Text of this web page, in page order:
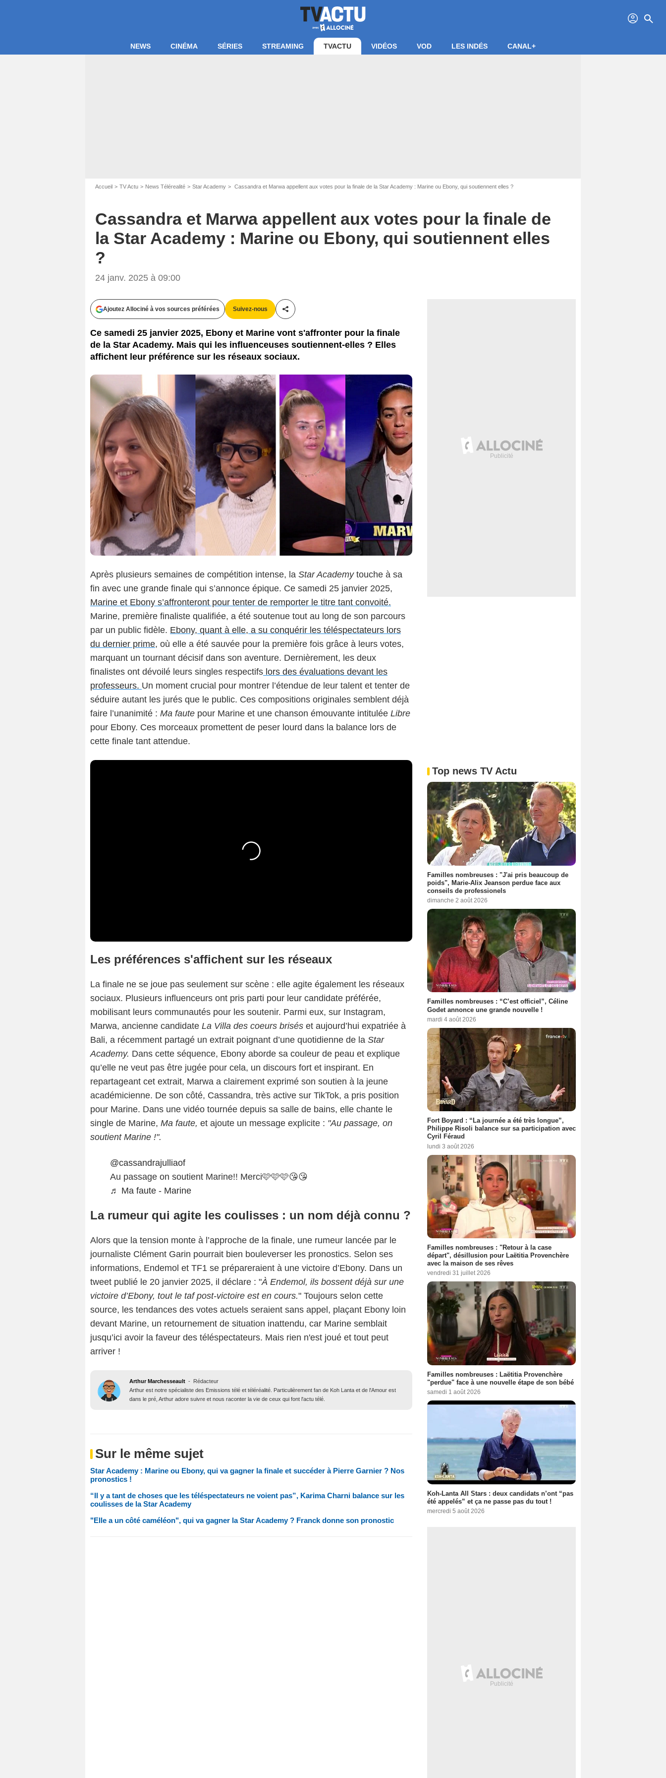
profil search
NEWS CINÉMA SÉRIES STREAMING TVACTU VIDÉOS VOD LES INDÉS CANAL+
Accueil TV Actu News Télérealité Star Academy Cassandra et Marwa appellent aux votes pour la finale de la Star Academy : Marine ou Ebony, qui soutiennent elles ?
Cassandra et Marwa appellent aux votes pour la finale de
la Star Academy : Marine ou Ebony, qui soutiennent elles
?
24 janv. 2025 à 09:00
Ajoutez Allociné à vos sources préférées Suivez-nous
Partager cet article
Ce samedi 25 janvier 2025, Ebony et Marine vont s'affronter pour la finale
de la Star Academy. Mais qui les influenceuses soutiennent-elles ? Elles
affichent leur préférence sur les réseaux sociaux.
Après plusieurs semaines de compétition intense, la Star Academy touche à sa
fin avec une grande finale qui s’annonce épique. Ce samedi 25 janvier 2025,
Marine et Ebony s’affronteront pour tenter de remporter le titre tant convoité.
Marine, première finaliste qualifiée, a été soutenue tout au long de son parcours
par un public fidèle. Ebony, quant à elle, a su conquérir les téléspectateurs lors
du dernier prime, où elle a été sauvée pour la première fois grâce à leurs votes,
marquant un tournant décisif dans son aventure. Dernièrement, les deux
finalistes ont dévoilé leurs singles respectifs lors des évaluations devant les
professeurs. Un moment crucial pour montrer l’étendue de leur talent et tenter de
séduire autant les jurés que le public. Ces compositions originales semblent déjà
faire l’unanimité : Ma faute pour Marine et une chanson émouvante intitulée Libre
pour Ebony. Ces morceaux promettent de peser lourd dans la balance lors de
cette finale tant attendue.
Les préférences s'affichent sur les réseaux
La finale ne se joue pas seulement sur scène : elle agite également les réseaux
sociaux. Plusieurs influenceurs ont pris parti pour leur candidate préférée,
mobilisant leurs communautés pour les soutenir. Parmi eux, sur Instagram,
Marwa, ancienne candidate La Villa des coeurs brisés et aujourd’hui expatriée à
Bali, a récemment partagé un extrait poignant d’une quotidienne de la Star
Academy. Dans cette séquence, Ebony aborde sa couleur de peau et explique
qu’elle ne veut pas être jugée pour cela, un discours fort et inspirant. En
repartageant cet extrait, Marwa a clairement exprimé son soutien à la jeune
académicienne. De son côté, Cassandra, très active sur TikTok, a pris position
pour Marine. Dans une vidéo tournée depuis sa salle de bains, elle chante le
single de Marine, Ma faute, et ajoute un message explicite : "Au passage, on
soutient Marine !".
@cassandrajulliaof
Au passage on soutient Marine!! Merci🩷🩷🩷😘😘
♬ Ma faute - Marine
La rumeur qui agite les coulisses : un nom déjà connu ?
Alors que la tension monte à l’approche de la finale, une rumeur lancée par le
journaliste Clément Garin pourrait bien bouleverser les pronostics. Selon ses
informations, Endemol et TF1 se prépareraient à une victoire d’Ebony. Dans un
tweet publié le 20 janvier 2025, il déclare : "À Endemol, ils bossent déjà sur une
victoire d’Ebony, tout le taf post-victoire est en cours." Toujours selon cette
source, les tendances des votes actuels seraient sans appel, plaçant Ebony loin
devant Marine, un retournement de situation inattendu, car Marine semblait
jusqu’ici avoir la faveur des téléspectateurs. Mais rien n'est joué et tout peut
arriver !
Arthur Marchesseault - Rédacteur
Arthur est notre spécialiste des Emissions télé et téléréalité. Particulièrement fan de Koh Lanta et de l'Amour est
dans le pré, Arthur adore suivre et nous raconter la vie de ceux qui font l'actu télé.
Sur le même sujet
Star Academy : Marine ou Ebony, qui va gagner la finale et succéder à Pierre Garnier ? Nos
pronostics !
“Il y a tant de choses que les téléspectateurs ne voient pas”, Karima Charni balance sur les
coulisses de la Star Academy
"Elle a un côté caméléon", qui va gagner la Star Academy ? Franck donne son pronostic
Top news TV Actu
Familles nombreuses : "J'ai pris beaucoup de
poids", Marie-Alix Jeanson perdue face aux
conseils de professionels
dimanche 2 août 2026
Familles nombreuses : “C’est officiel”, Céline
Godet annonce une grande nouvelle !
mardi 4 août 2026
Fort Boyard : “La journée a été très longue”,
Philippe Risoli balance sur sa participation avec
Cyril Féraud
lundi 3 août 2026
Familles nombreuses : "Retour à la case
départ", désillusion pour Laëtitia Provenchère
avec la maison de ses rêves
vendredi 31 juillet 2026
Familles nombreuses : Laëtitia Provenchère
"perdue" face à une nouvelle étape de son bébé
samedi 1 août 2026
Koh-Lanta All Stars : deux candidats n’ont “pas
été appelés” et ça ne passe pas du tout !
mercredi 5 août 2026